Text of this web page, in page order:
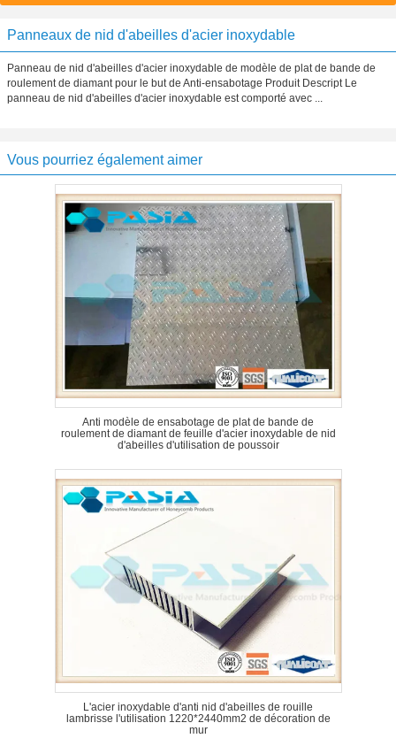
Panneaux de nid d'abeilles d'acier inoxydable
Panneau de nid d'abeilles d'acier inoxydable de modèle de plat de bande de
roulement de diamant pour le but de Anti-ensabotage Produit Descript Le
panneau de nid d'abeilles d'acier inoxydable est comporté avec ...
Vous pourriez également aimer
Anti modèle de ensabotage de plat de bande de
roulement de diamant de feuille d'acier inoxydable de nid
d'abeilles d'utilisation de poussoir
L'acier inoxydable d'anti nid d'abeilles de rouille
lambrisse l'utilisation 1220*2440mm2 de décoration de
mur